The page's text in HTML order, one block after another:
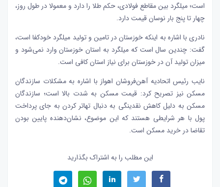
است؛ میلگرد بین مقاطع فولادی، حکم طلا را دارد و معمولا در طول روز،
چهار تا پنج بار نوسان قیمت دارد.
نادری با اشاره به اینکه خوزستان در تامین و تولید میلگرد خودکفا است،
گفت: چندین سال است که میلگرد به استان خوزستان وارد نمی‌شود و
میزان تولید آن در خوزستان برای نیاز استان کافی است.
نایب رئیس اتحادیه آهن‌فروشان اهواز با اشاره به مشکلات سازندگان
مسکن نیز تصریح کرد: قیمت مسکن به شدت بالا است؛ سازندگان
مسکن به دلیل کاهش نقدینگی به دنبال تهاتر کردن به جای پرداخت
پول با هر شرایطی هستند که این موضوع، نشان‌دهنده پایین بودن
تقاضا در خرید مسکن است.
این مطلب را به اشتراک بگذارید